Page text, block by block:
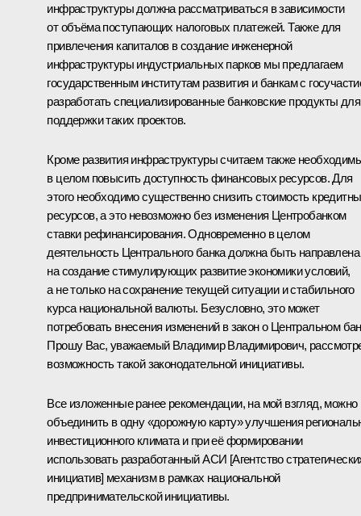
инфраструктуры должна рассматриваться в зависимости
от объёма поступающих налоговых платежей. Также для
привлечения капиталов в создание инженерной
инфраструктуры индустриальных парков мы предлагаем
государственным институтам развития и банкам с
разработать специализированные банковские продукты для
поддержки таких проектов.
Кроме развития инфраструктуры считаем также
в целом повысить доступность финансовых ресурсов. Для
этого необходимо существенно снизить стоимость
ресурсов, а это невозможно без изменения Центробанком
ставки рефинансирования. Одновременно в целом
деятельность Центрального банка должна быть направлена
на создание стимулирующих развитие экономики условий,
а не только на сохранение текущей ситуации и стабильного
курса национальной валюты. Безусловно, это может
потребовать внесения изменений в закон о Центральном
Прошу Вас, уважаемый Владимир Владимирович,
возможность такой законодательной инициативы.
Все изложенные ранее рекомендации, на мой взгляд, можно
объединить в одну «дорожную карту» улучшения
инвестиционного климата и при её формировании
использовать разработанный АСИ [Агентство
инициатив] механизм в рамках национальной
предпринимательской инициативы.